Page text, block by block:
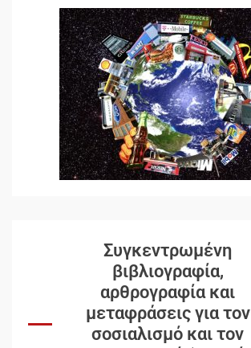
Συγκεντρωμένη
βιβλιογραφία,
αρθρογραφία και
μεταφράσεις για τον
σοσιαλισμό και τον